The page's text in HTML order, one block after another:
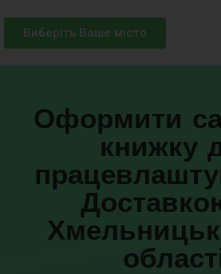
Виберіть Ваше місто
Оформити
книжку